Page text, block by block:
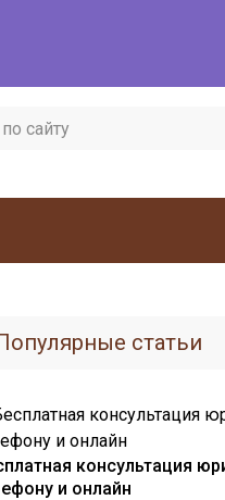
статьи
консультация
и онлайн